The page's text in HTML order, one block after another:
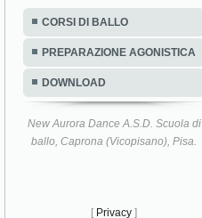
CORSI DI BALLO
PREPARAZIONE AGONISTICA
DOWNLOAD
New Aurora Dance A.S.D. Scuola di
ballo, Caprona (Vicopisano), Pisa.
[ Privacy ]